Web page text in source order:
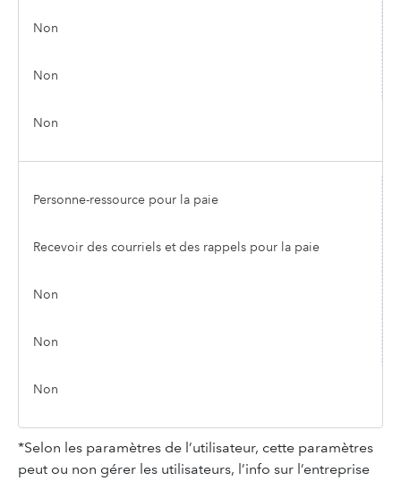
Non
Non
Non
Personne-ressource pour la paie
Recevoir des courriels et des rappels pour la paie
Non
Non
Non
*Selon les paramètres de l’utilisateur, cette paramètres
peut ou non gérer les utilisateurs, l’info sur l’entreprise